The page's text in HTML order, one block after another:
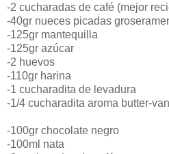
-2 cucharadas de café (mejor
-40gr nueces picadas
-125gr mantequilla
-125gr azúcar
-2 huevos
-110gr harina
-1 cucharadita de levadura
-1/4 cucharadita aroma butter-
-100gr chocolate negro
-100ml nata